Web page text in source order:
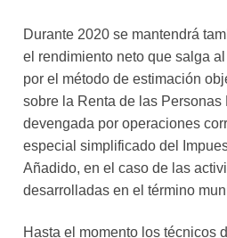
Durante 2020 se mantendrá
el rendimiento neto que salga
por el método de estimación
sobre la Renta de las Personas
devengada por operaciones
especial simplificado del
Añadido, en el caso de las
desarrolladas en el término
Hasta el momento los técnicos